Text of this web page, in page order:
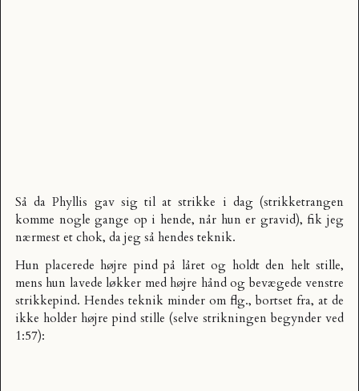
Så da Phyllis gav sig til at strikke i dag (strikketrangen
komme nogle gange op i hende, når hun er gravid), fik jeg
nærmest et chok, da jeg så hendes teknik.
Hun placerede højre pind på låret og holdt den helt stille,
mens hun lavede løkker med højre hånd og bevægede venstre
strikkepind. Hendes teknik minder om flg., bortset fra, at de
ikke holder højre pind stille (selve strikningen begynder ved
1:57):